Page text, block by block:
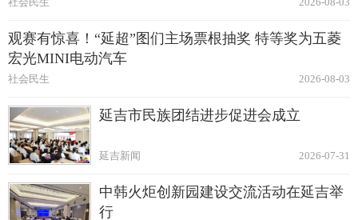
观赛有惊喜！“延超”图们主场票根抽奖 特等奖为五菱
宏光MINI电动汽车
2026-08-03
社会民生
延吉市民族团结进步促进会成立
2026-07-31
延吉新闻
中韩火炬创新园建设交流活动在延吉举
行